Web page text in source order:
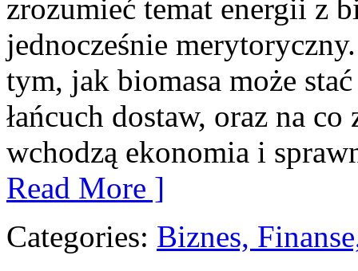
zrozumieć temat energii z
jednocześnie
tym, jak biomasa może
łańcuch dostaw, oraz na
wchodzą ekonomia i
Read More ]
Categories: Biznes,